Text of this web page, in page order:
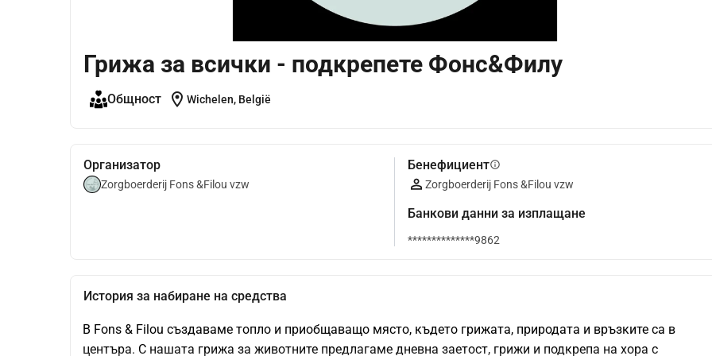
Грижа за всички - подкрепете Фонс&Филу
Общност location_on Wichelen, België
Организатор
Zorgboerderij Fons &Filou vzw
Бенефициентinfo
Zorgboerderij Fons &Filou vzw
Банкови данни за изплащане
**************9862
История за набиране на средства
В Fons & Filou създаваме топло и приобщаващо място, където грижата, природата и връзките са в
центъра. С нашата грижа за животните предлагаме дневна заетост, грижи и подкрепа на хора с